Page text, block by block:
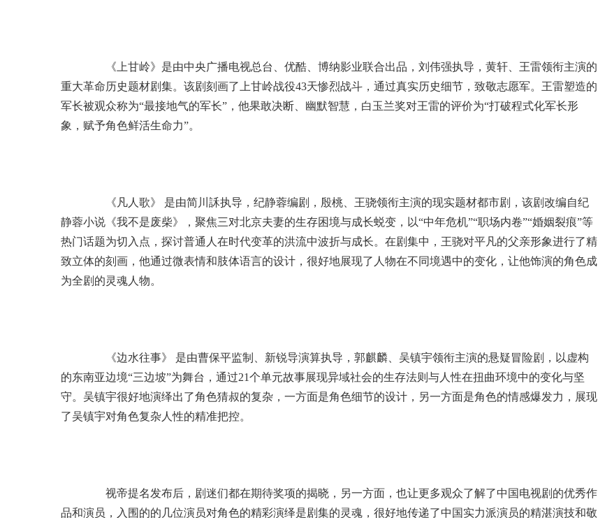
《上甘岭》是由中央广播电视总台、优酷、博纳影业联合出品，刘伟强执导，黄轩、王雷领衔主演的
重大革命历史题材剧集。该剧刻画了上甘岭战役43天惨烈战斗，通过真实历史细节，致敬志愿军。王雷塑造的
军长被观众称为“最接地气的军长”，他果敢决断、幽默智慧，白玉兰奖对王雷的评价为“打破程式化军长形
象，赋予角色鲜活生命力”。
《凡人歌》 是由简川訸执导，纪静蓉编剧，殷桃、王骁领衔主演的现实题材都市剧，该剧改编自纪
静蓉小说《我不是废柴》，聚焦三对北京夫妻的生存困境与成长蜕变，以“中年危机”“职场内卷”“婚姻裂痕”等
热门话题为切入点，探讨普通人在时代变革的洪流中波折与成长。在剧集中，王骁对平凡的父亲形象进行了精
致立体的刻画，他通过微表情和肢体语言的设计，很好地展现了人物在不同境遇中的变化，让他饰演的角色成
为全剧的灵魂人物。
《边水往事》 是由曹保平监制、新锐导演算执导，郭麒麟、吴镇宇领衔主演的悬疑冒险剧，以虚构
的东南亚边境“三边坡”为舞台，通过21个单元故事展现异域社会的生存法则与人性在扭曲环境中的变化与坚
守。吴镇宇很好地演绎出了角色猜叔的复杂，一方面是角色细节的设计，另一方面是角色的情感爆发力，展现
了吴镇宇对角色复杂人性的精准把控。
视帝提名发布后，剧迷们都在期待奖项的揭晓，另一方面，也让更多观众了解了中国电视剧的优秀作
品和演员，入围的的几位演员对角色的精彩演绎是剧集的灵魂，很好地传递了中国实力派演员的精湛演技和敬